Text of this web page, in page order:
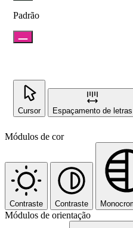
Padrão
Cursor Espaçamento de letras
Módulos de cor
Contraste Contraste
Módulos de orientação